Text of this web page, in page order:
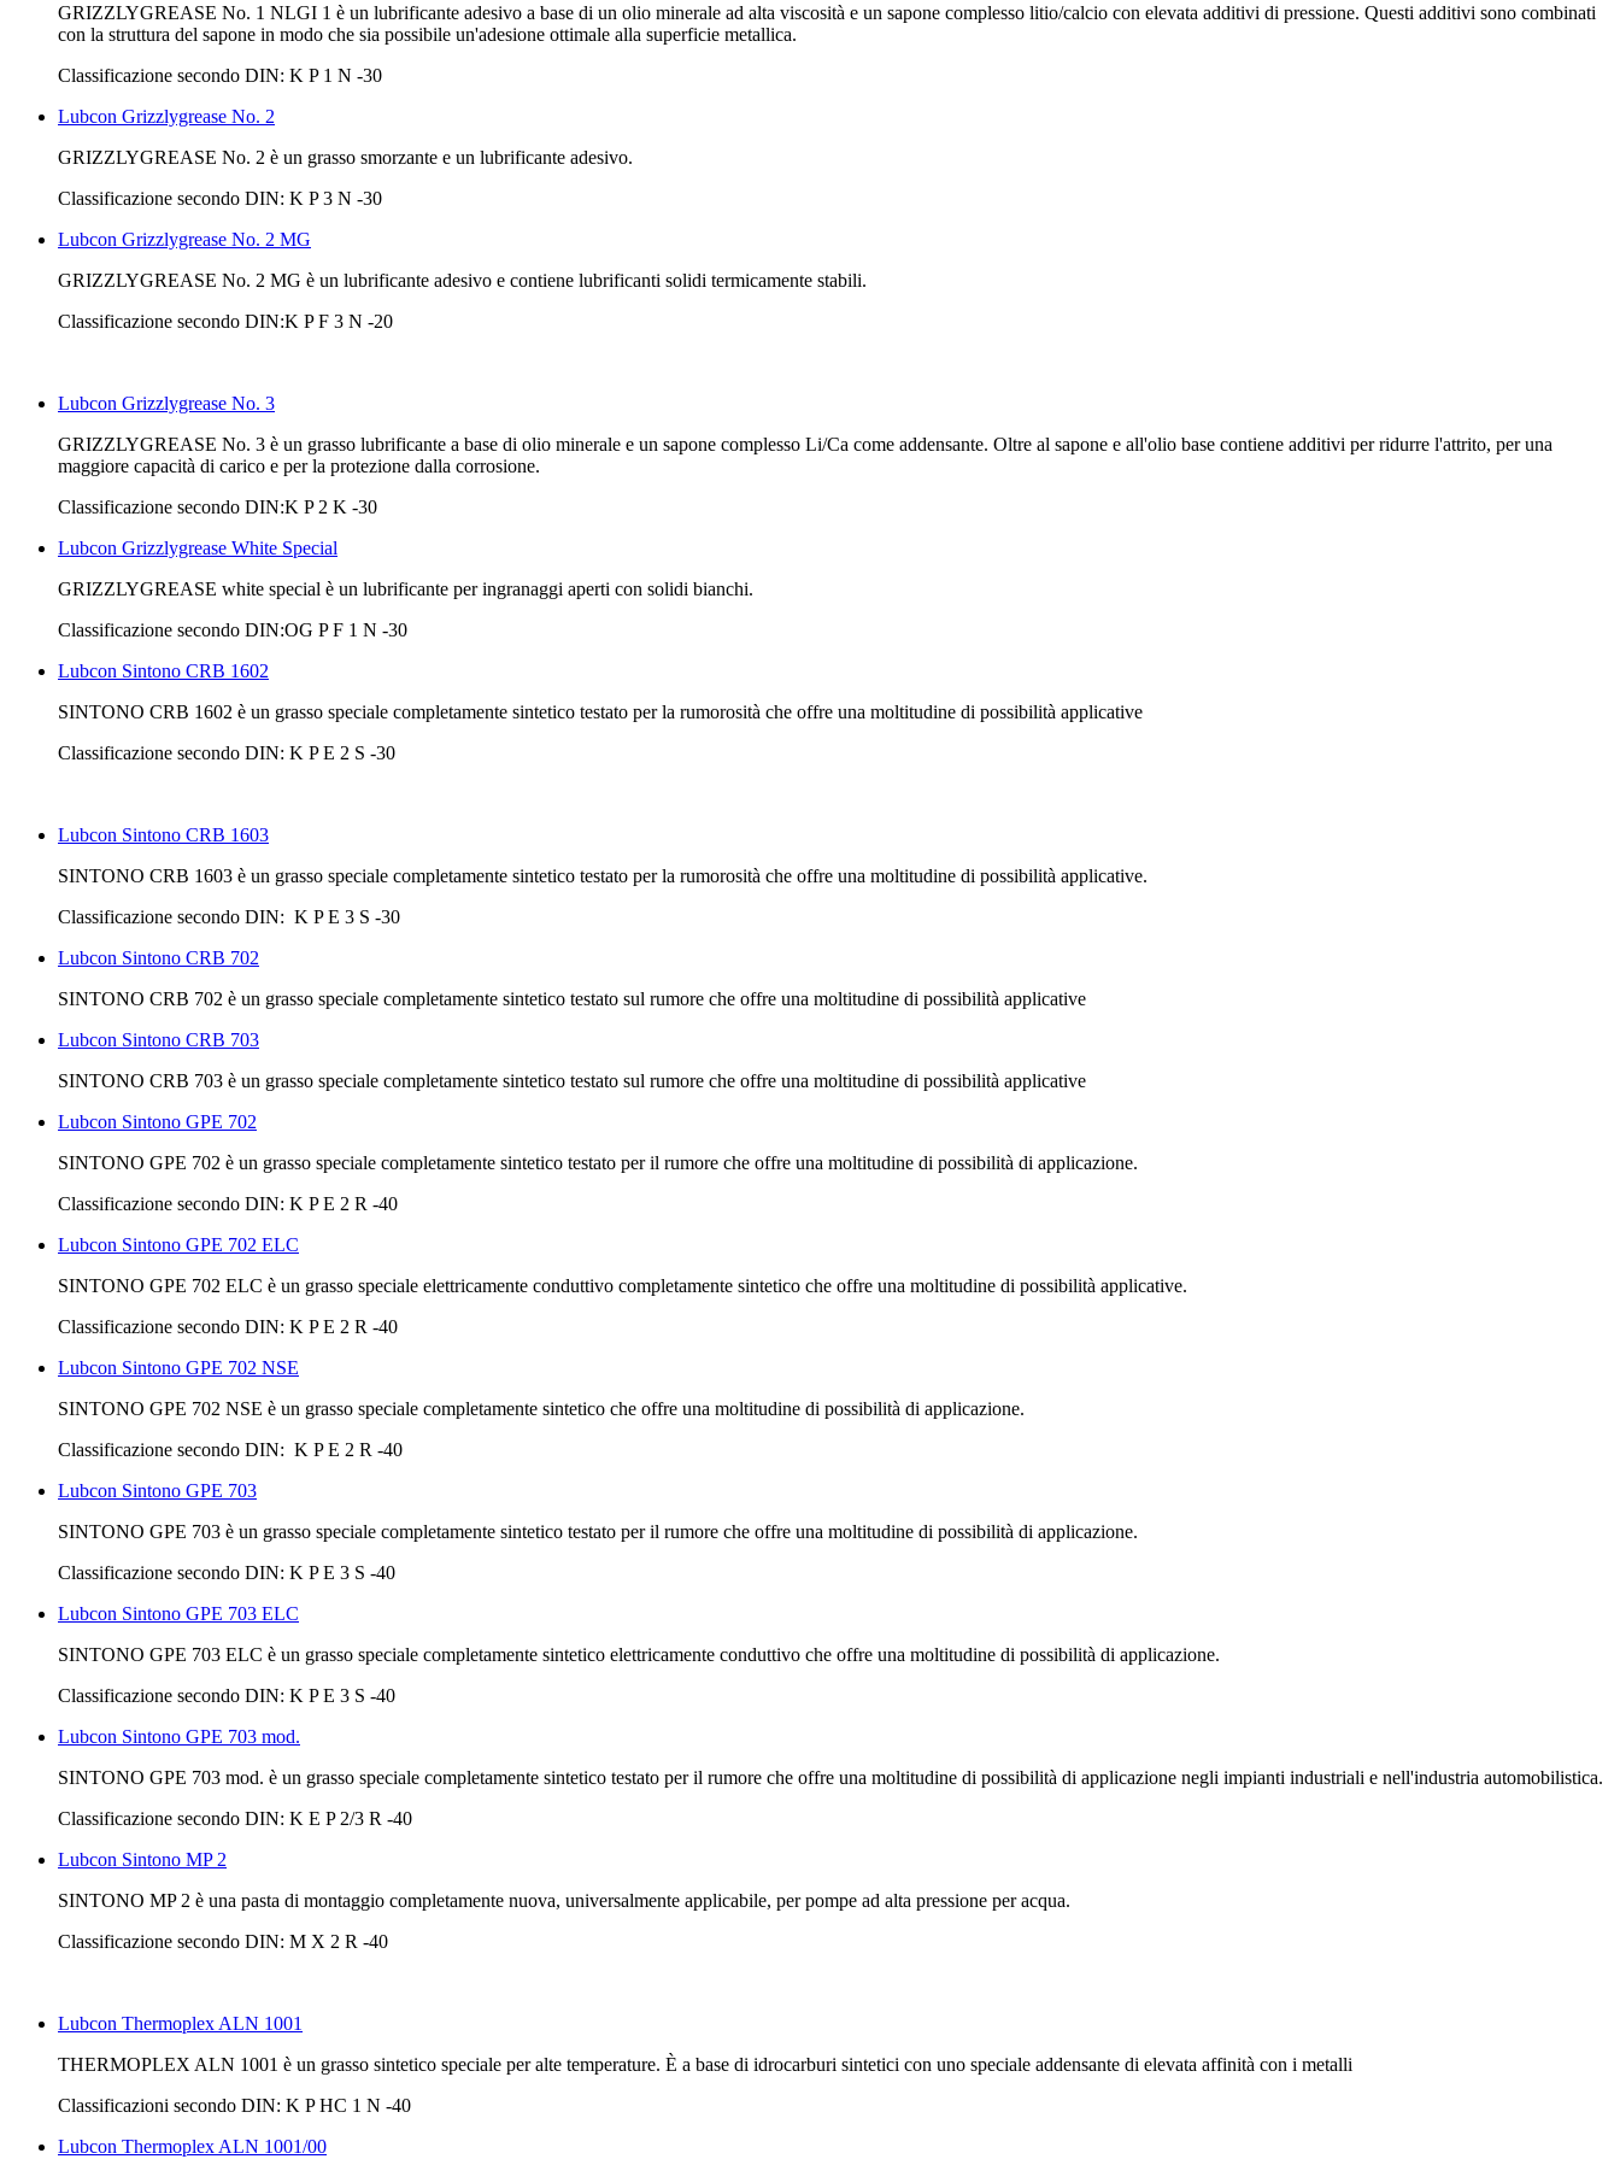
GRIZZLYGREASE No. 1 NLGI 1 è un lubrificante adesivo a base di un olio minerale ad alta viscosità e un sapone complesso litio/calcio con elevata additivi di pressione. Questi additivi sono combinati
con la struttura del sapone in modo che sia possibile un'adesione ottimale alla superficie metallica.
Classificazione secondo DIN: K P 1 N -30
Lubcon Grizzlygrease No. 2
GRIZZLYGREASE No. 2 è un grasso smorzante e un lubrificante adesivo.
Classificazione secondo DIN: K P 3 N -30
Lubcon Grizzlygrease No. 2 MG
GRIZZLYGREASE No. 2 MG è un lubrificante adesivo e contiene lubrificanti solidi termicamente stabili.
Classificazione secondo DIN:K P F 3 N -20
Lubcon Grizzlygrease No. 3
GRIZZLYGREASE No. 3 è un grasso lubrificante a base di olio minerale e un sapone complesso Li/Ca come addensante. Oltre al sapone e all'olio base contiene additivi per ridurre l'attrito, per una
maggiore capacità di carico e per la protezione dalla corrosione.
Classificazione secondo DIN:K P 2 K -30
Lubcon Grizzlygrease White Special
GRIZZLYGREASE white special è un lubrificante per ingranaggi aperti con solidi bianchi.
Classificazione secondo DIN:OG P F 1 N -30
Lubcon Sintono CRB 1602
SINTONO CRB 1602 è un grasso speciale completamente sintetico testato per la rumorosità che offre una moltitudine di possibilità applicative
Classificazione secondo DIN: K P E 2 S -30
Lubcon Sintono CRB 1603
SINTONO CRB 1603 è un grasso speciale completamente sintetico testato per la rumorosità che offre una moltitudine di possibilità applicative.
Classificazione secondo DIN: K P E 3 S -30
Lubcon Sintono CRB 702
SINTONO CRB 702 è un grasso speciale completamente sintetico testato sul rumore che offre una moltitudine di possibilità applicative
Lubcon Sintono CRB 703
SINTONO CRB 703 è un grasso speciale completamente sintetico testato sul rumore che offre una moltitudine di possibilità applicative
Lubcon Sintono GPE 702
SINTONO GPE 702 è un grasso speciale completamente sintetico testato per il rumore che offre una moltitudine di possibilità di applicazione.
Classificazione secondo DIN: K P E 2 R -40
Lubcon Sintono GPE 702 ELC
SINTONO GPE 702 ELC è un grasso speciale elettricamente conduttivo completamente sintetico che offre una moltitudine di possibilità applicative.
Classificazione secondo DIN: K P E 2 R -40
Lubcon Sintono GPE 702 NSE
SINTONO GPE 702 NSE è un grasso speciale completamente sintetico che offre una moltitudine di possibilità di applicazione.
Classificazione secondo DIN: K P E 2 R -40
Lubcon Sintono GPE 703
SINTONO GPE 703 è un grasso speciale completamente sintetico testato per il rumore che offre una moltitudine di possibilità di applicazione.
Classificazione secondo DIN: K P E 3 S -40
Lubcon Sintono GPE 703 ELC
SINTONO GPE 703 ELC è un grasso speciale completamente sintetico elettricamente conduttivo che offre una moltitudine di possibilità di applicazione.
Classificazione secondo DIN: K P E 3 S -40
Lubcon Sintono GPE 703 mod.
SINTONO GPE 703 mod. è un grasso speciale completamente sintetico testato per il rumore che offre una moltitudine di possibilità di applicazione negli impianti industriali e nell'industria automobilistica.
Classificazione secondo DIN: K E P 2/3 R -40
Lubcon Sintono MP 2
SINTONO MP 2 è una pasta di montaggio completamente nuova, universalmente applicabile, per pompe ad alta pressione per acqua.
Classificazione secondo DIN: M X 2 R -40
Lubcon Thermoplex ALN 1001
THERMOPLEX ALN 1001 è un grasso sintetico speciale per alte temperature. È a base di idrocarburi sintetici con uno speciale addensante di elevata affinità con i metalli
Classificazioni secondo DIN: K P HC 1 N -40
Lubcon Thermoplex ALN 1001/00